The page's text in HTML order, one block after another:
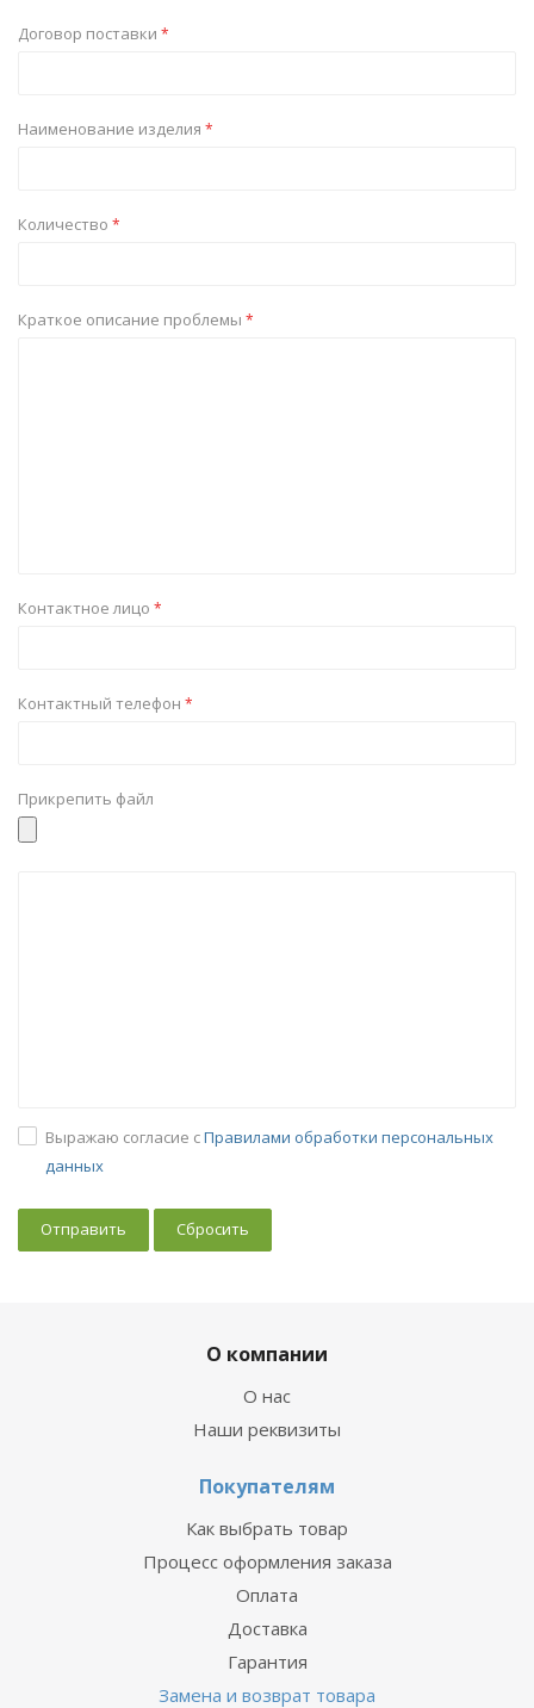
Договор поставки *
Наименование изделия *
Количество *
Краткое описание проблемы *
Контактное лицо *
Контактный телефон *
Прикрепить файл
Выражаю согласие сПравилами обработки персональных
данных
Сбросить
О компании
О нас
Наши реквизиты
Покупателям
Как выбрать товар
Процесс оформления заказа
Оплата
Доставка
Гарантия
Замена и возврат товара